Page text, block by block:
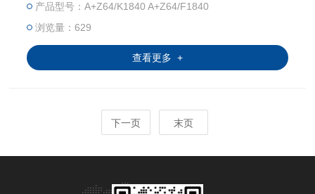
成自动调节任务。它也可以通过操作器实现“手动自动“转
换，切换到手动是时，用操作器可对执行机构进行远方程
控。
产品型号：A+Z64/K1840 A+Z64/F1840
浏览量：629
查看更多 +
下一页 末页